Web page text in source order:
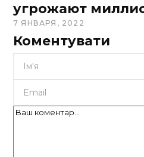
угрожают
7 ЯНВАРЯ, 2022
Коментувати